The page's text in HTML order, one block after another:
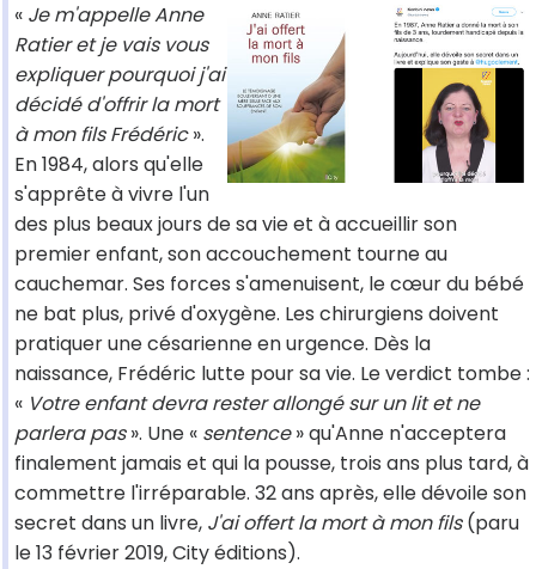
« Je m'appelle Anne
Ratier et je vais vous
expliquer pourquoi j'ai
décidé d'offrir la mort
à mon fils Frédéric».
En 1984, alors qu'elle
s'apprête à vivre l'un
des plus beaux jours de sa vie et à accueillir son
premier enfant, son accouchement tourne au
cauchemar. Ses forces s'amenuisent, le cœur du bébé
ne bat plus, privé d'oxygène. Les chirurgiens doivent
pratiquer une césarienne en urgence. Dès la
naissance, Frédéric lutte pour sa vie. Le verdict tombe :
« Votre enfant devra rester allongé sur un lit et ne
parlera pas». Une « sentence» qu'Anne n'acceptera
finalement jamais et qui la pousse, trois ans plus tard, à
commettre l'irréparable. 32 ans après, elle dévoile son
secret dans un livre, J'ai offert la mort à mon fils(paru
le 13 février 2019, City éditions).